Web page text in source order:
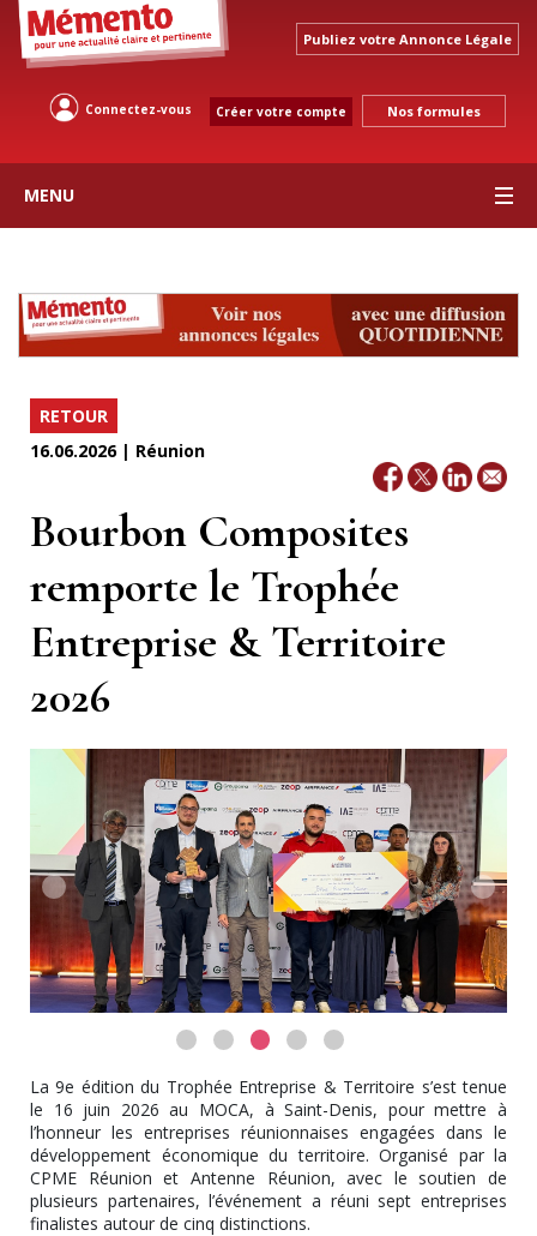
Publiez votre Annonce Légale
Connectez-vous Créer votre compte Nos formules
MENU
RETOUR
16.06.2026 | Réunion
Bourbon Composites
remporte le Trophée
Entreprise & Territoire
2026
La 9e édition du Trophée Entreprise & Territoire s’est tenue
le 16 juin 2026 au MOCA, à Saint-Denis, pour mettre à
l’honneur les entreprises réunionnaises engagées dans le
développement économique du territoire. Organisé par la
CPME Réunion et Antenne Réunion, avec le soutien de
plusieurs partenaires, l’événement a réuni sept entreprises
finalistes autour de cinq distinctions.